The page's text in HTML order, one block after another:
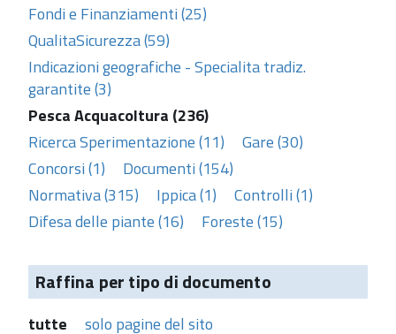
Fondi e Finanziamenti (25)
QualitaSicurezza (59)
Indicazioni geografiche - Specialita tradiz.
garantite (3)
Pesca Acquacoltura (236)
Ricerca Sperimentazione (11)
Gare (30)
Concorsi (1)
Documenti (154)
Normativa (315)
Ippica (1)
Controlli (1)
Difesa delle piante (16)
Foreste (15)
Raffina per tipo di documento
tutte
solo pagine del sito